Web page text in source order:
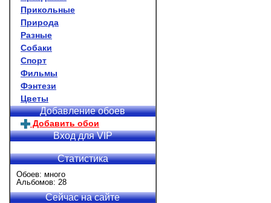
Прикольные
Природа
Разные
Собаки
Спорт
Фильмы
Фэнтези
Цветы
Добавление обоев
Добавить обои
Вход для VIP
Статистика
Обоев: много
Альбомов: 28
Сейчас на сайте